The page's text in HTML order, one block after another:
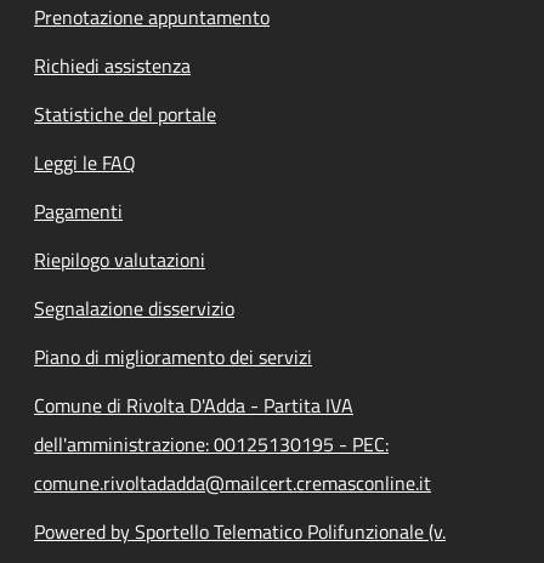
Prenotazione appuntamento
Richiedi assistenza
Statistiche del portale
Leggi le FAQ
Pagamenti
Riepilogo valutazioni
Segnalazione disservizio
Piano di miglioramento dei servizi
Comune di Rivolta D'Adda - Partita IVA
dell'amministrazione: 00125130195 - PEC:
comune.rivoltadadda@mailcert.cremasconline.it
Powered by Sportello Telematico Polifunzionale (v.